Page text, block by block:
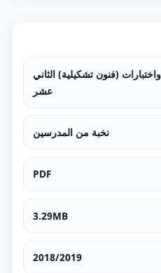
(فنون تشكيلية) الثاني
عشر
نخبة من المدرسين
PDF
3.29MB
2018/2019